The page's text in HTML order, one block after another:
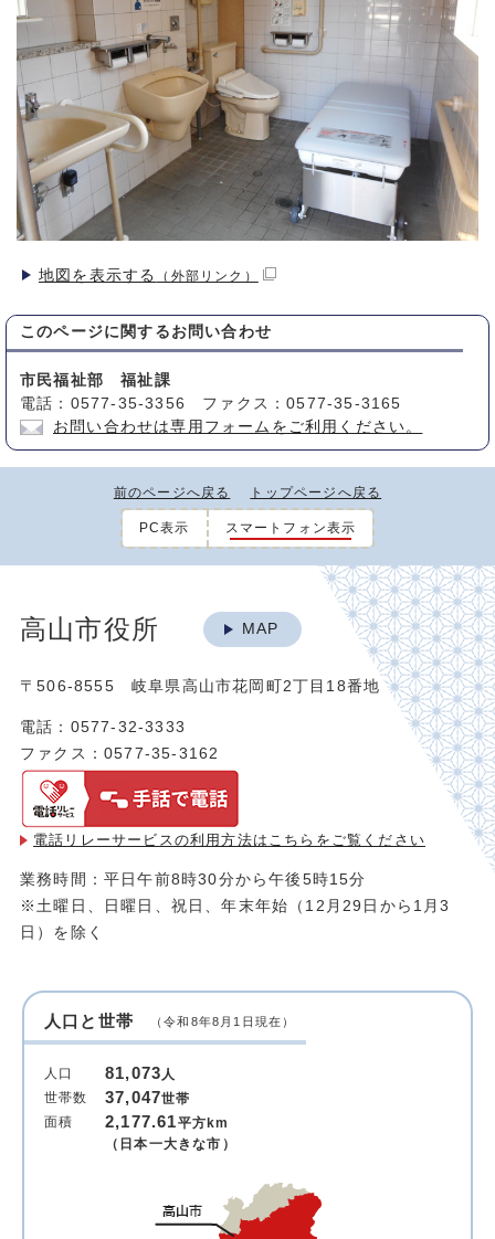
地図を表示する （外部リンク）
このページに関する お問い合わせ
市民福祉部 福祉課
電話：0577-35-3356 ファクス：0577-35-3165
お問い合わせは専用フォームをご利用ください。
前のページへ戻る トップページへ戻る
PC表示 スマートフォン表示
高山市役所 MAP
〒506-8555 岐阜県高山市花岡町2丁目18番地
電話：0577-32-3333
ファクス：0577-35-3162
電話リレーサービスの利用方法は こちらをご覧ください
業務時間：平日午前8時30分から午後5時15分
※土曜日、日曜日、祝日、年末年始（12月29日から1月3
日）を除く
人口と世帯 （令和8年8月1日現在）
人口 81,073人
世帯数
37,047世帯
面積
2,177.61平方km
（日本一大きな市）